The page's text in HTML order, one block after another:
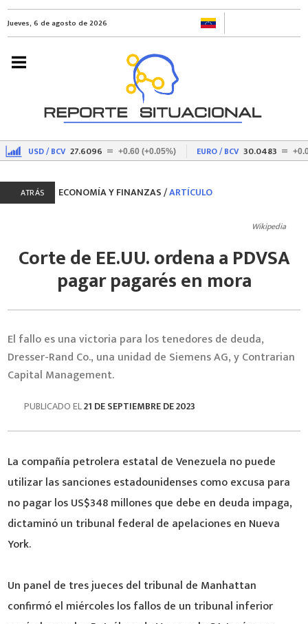
Jueves, 6 de agosto de 2026
USD / BCV 27.6096 +0.60 (+0.05%) EURO / BCV 30.0483
ATRÁS ECONOMÍA Y FINANZAS/ARTÍCULO
Wikipedia
Corte de EE.UU. ordena a PDVSA
pagar pagarés en mora
El fallo es una victoria para los tenedores de deuda,
Dresser-Rand Co., una unidad de Siemens AG, y Contrarian
Capital Management.
PUBLICADO EL21 DE SEPTIEMBRE DE 2023
La compañía petrolera estatal de Venezuela no puede
utilizar las sanciones estadounidenses como excusa para
no pagar los US$348 millones que debe en deuda impaga,
dictaminó un tribunal federal de apelaciones en Nueva
York.
Un panel de tres jueces del tribunal de Manhattan
confirmó el miércoles los fallos de un tribunal inferior